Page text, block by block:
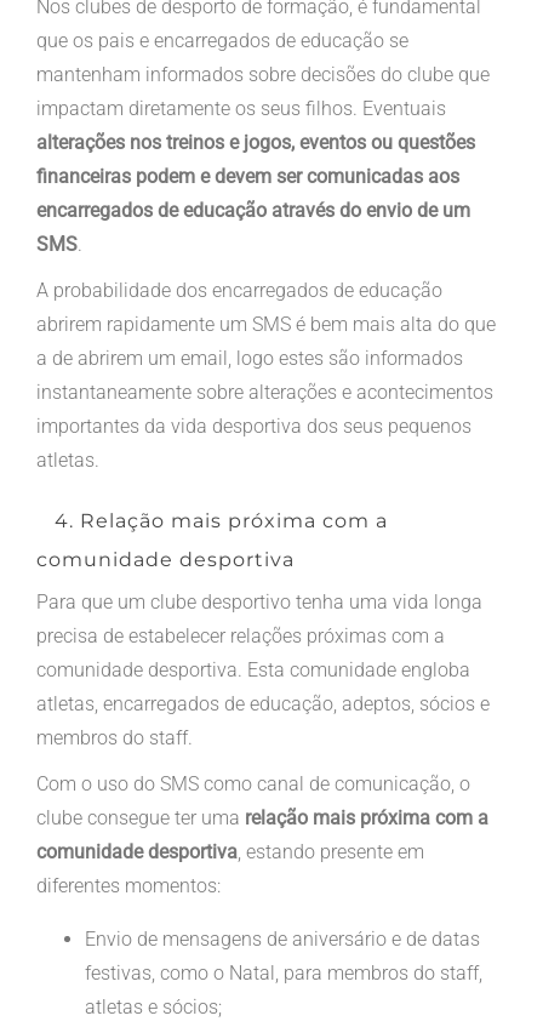
Nos clubes de desporto de formação, é fundamental
que os pais e encarregados de educação se
mantenham informados sobre decisões do clube que
impactam diretamente os seus filhos. Eventuais
alterações nos treinos e jogos, eventos ou questões
financeiras podem e devem ser comunicadas aos
encarregados de educação através do envio de um
SMS.
A probabilidade dos encarregados de educação
abrirem rapidamente um SMS é bem mais alta do que
a de abrirem um email, logo estes são informados
instantaneamente sobre alterações e acontecimentos
importantes da vida desportiva dos seus pequenos
atletas.
4. Relação mais próxima com a
comunidade desportiva
Para que um clube desportivo tenha uma vida longa
precisa de estabelecer relações próximas com a
comunidade desportiva. Esta comunidade engloba
atletas, encarregados de educação, adeptos, sócios e
membros do staff.
Com o uso do SMS como canal de comunicação, o
clube consegue ter uma relação mais próxima com a
comunidade desportiva, estando presente em
diferentes momentos:
Envio de mensagens de aniversário e de datas
festivas, como o Natal, para membros do staff,
atletas e sócios;